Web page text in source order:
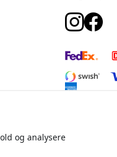
for Satechi® i Danmark
og analysere